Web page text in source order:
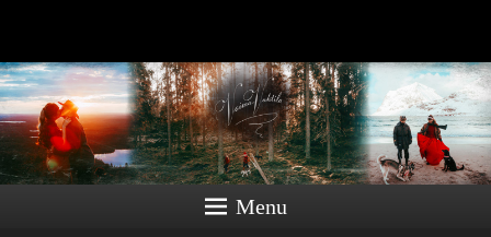
Menu